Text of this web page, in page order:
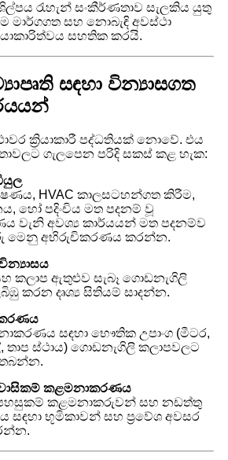
රැහැන් සංකීර්ණතාව සැලකිය යුතු
මාර්ගගත සහ නොබැඳි අවස්ථා
සහතික කරයි.
සඳහා වින්‍යාසගත
ක්‍රියාකාරී පද්ධතියක් නොවේ. එය
ගැලපෙන පරිදි සකස් කළ හැක:
HVAC කාලසටහන්ගත කිරීම,
හෝ පදිංචිය මත පදනම් වූ
වැනි අවශ්‍ය කාර්යයන් මත පදනම්ව
මෙනු අභිරුචිකරණය කරන්න.
කලාප ඇතුළුව සැබෑ ගොඩනැගිලි
කරන දෘශ්‍ය සිතියම් සාදන්න.
සඳහා භෞතික උපාංග (මීටර,
තාප ස්ථාය) ගොඩනැගිලි කලාපවලට
තබන්න.
කළමනාකරණය
පහසුකම් කළමනාකරුවන් සහ නඩත්තු
සඳහා භූමිකාවන් සහ ප්‍රවේශ අවසර